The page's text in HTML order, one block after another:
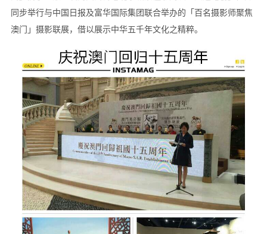
同步举行与中国日报及富华国际集团联合举办的「百名摄影师聚焦
澳门」摄影联展，借以展示中华五千年文化之精粹。